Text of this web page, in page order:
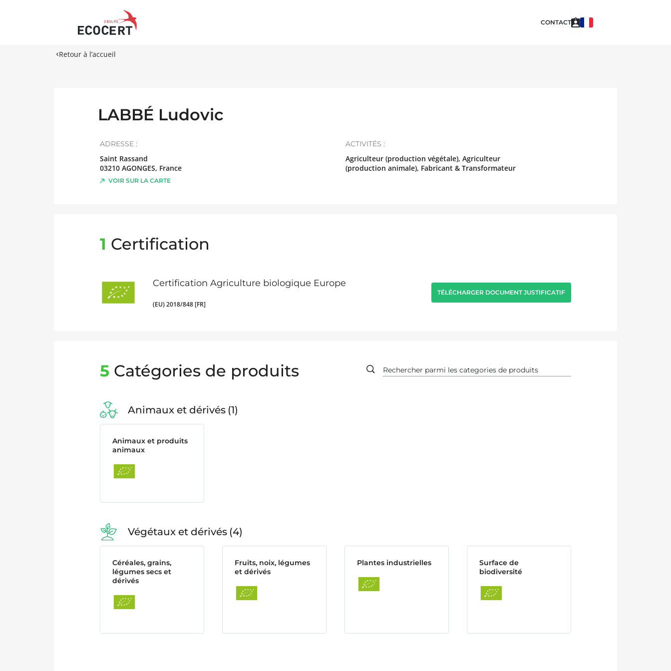
CONTACT
Retour à l’accueil
LABBÉ Ludovic
ADRESSE :
Saint Rassand
03210 AGONGES, France
VOIR SUR LA CARTE
ACTIVITÉS :
Agriculteur (production végétale), Agriculteur
(production animale), Fabricant & Transformateur
1 Certification
Certification Agriculture biologique Europe
(EU) 2018/848 [FR]
TÉLÉCHARGER DOCUMENT JUSTIFICATIF
5 Catégories de produits
Animaux et dérivés 1
Animaux et produits
animaux
Végétaux et dérivés 4
Céréales, grains,
légumes secs et
dérivés
Fruits, noix, légumes
et dérivés
Plantes industrielles
Surface de
biodiversité